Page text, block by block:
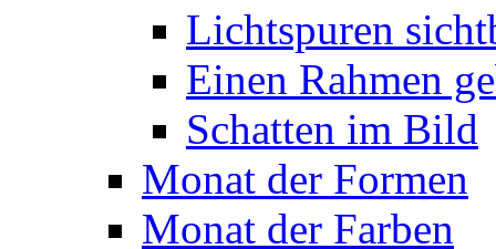
Lichtspuren
Einen Rahmen
Schatten im Bild
Monat der Formen
Monat der Farben